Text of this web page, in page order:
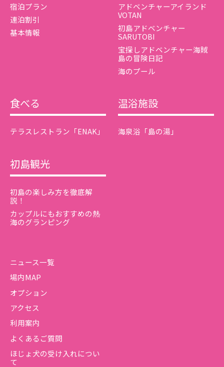
宿泊プラン
連泊割引
基本情報
アドベンチャーアイランド
VOTAN
初島アドベンチャー
SARUTOBI
宝探しアドベンチャー海賊
島の冒険日記
海のプール
食べる
テラスレストラン「ENAK」
温浴施設
海泉浴「島の湯」
初島観光
初島の楽しみ方を徹底解
説！
カップルにもおすすめの熱
海のグランピング
ニュース一覧
場内MAP
オプション
アクセス
利用案内
よくあるご質問
ほじょ犬の受け入れについ
て